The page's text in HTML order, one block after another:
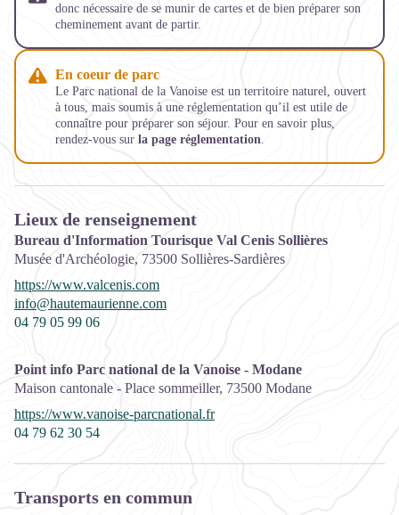
donc nécessaire de se munir de cartes et de bien préparer son
cheminement avant de partir.
En coeur de parc
Le Parc national de la Vanoise est un territoire naturel, ouvert
à tous, mais soumis à une réglementation qu’il est utile de
connaître pour préparer son séjour. Pour en savoir plus,
rendez-vous sur la page réglementation
Lieux de renseignement
Bureau d'Information Tourisque Val Cenis Sollières
Musée d'Archéologie, 73500 Sollières-Sardières
https://www.valcenis.com
info@hautemaurienne.com
04 79 05 99 06
Point info Parc national de la Vanoise - Modane
Maison cantonale - Place sommeiller, 73500 Modane
https://www.vanoise-parcnational.fr
04 79 62 30 54
Transports en commun